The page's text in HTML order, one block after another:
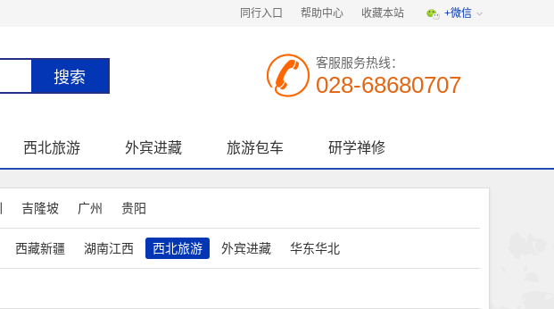
同行入口 帮助中心 收藏本站 +微信
客服服务热线：
028-68680707
西北旅游 外宾进藏 旅游包车 研学禅修
吉隆坡 广州 贵阳
西藏新疆 湖南江西 西北旅游 外宾进藏 华东华北